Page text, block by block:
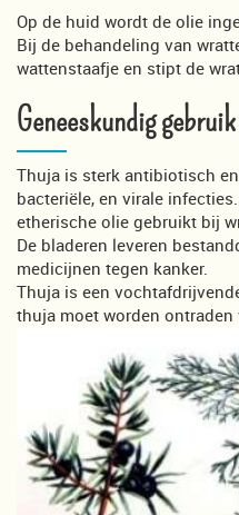
Op de huid wordt de olie
Bij de behandeling van
wattenstaafje en stipt de
Geneeskundig gebruik
Thuja is sterk antibiotisch
bacteriële, en virale
etherische olie gebruikt bij
De bladeren leveren
medicijnen tegen kanker.
Thuja is een
thuja moet worden